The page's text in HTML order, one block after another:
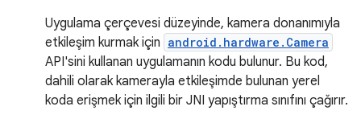
Uygulama çerçevesi düzeyinde, kamera donanımıyla
etkileşim kurmak için android.hardware.Camera
API'sini kullanan uygulamanın kodu bulunur. Bu kod,
dahili olarak kamerayla etkileşimde bulunan yerel
koda erişmek için ilgili bir JNI yapıştırma sınıfını çağırır.